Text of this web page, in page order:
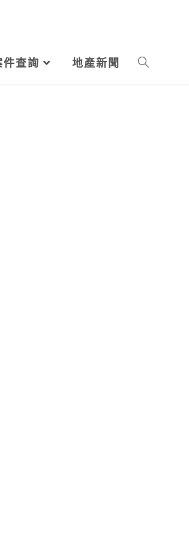
件查詢 地產新聞 Toggle